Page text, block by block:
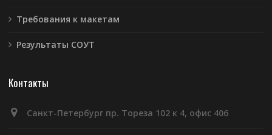
Требования к макетам
Результаты СОУТ
Контакты
Санкт-Петербург пр. Тореза 102 к 4, офис 406